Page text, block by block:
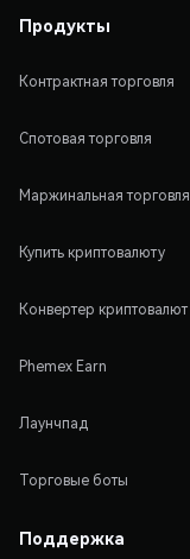
Продукты
Контрактная торговля
Спотовая торговля
Маржинальная торговля
Купить криптовалюту
Конвертер криптовалют
Phemex Earn
Лаунчпад
Торговые боты
Поддержка